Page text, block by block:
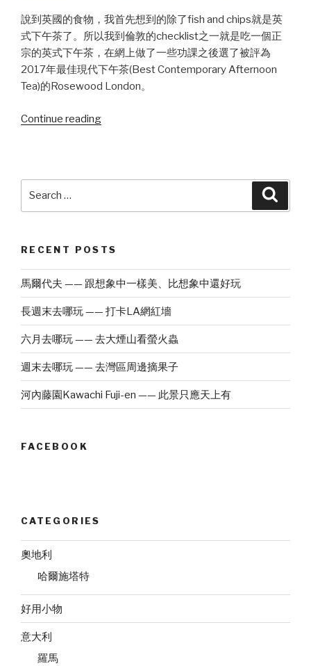
餐
廳”
說到英國的食物，我首先想到的除了fish and chips就是英
式下午茶了。所以我到倫敦的checklist之一就是吃一個正
宗的英式下午茶，在網上做了一些功課之後選了被評為
2017年最佳現代下午茶(Best Contemporary Afternoon
Tea)的Rosewood London。
Continue reading
午
茶，
而
藝
術
品”
RECENT POSTS
馬爾代夫 —— 跟想象中一樣美、比想象中還好玩
長週末去哪玩 —— 打卡LA網紅墻
六月去哪玩 —— 去大煙山看螢火蟲
週末去哪玩 —— 去灣區周邊摘果子
河內藤園Kawachi Fuji-en —— 此景只應天上有
FACEBOOK
CATEGORIES
奧地利
哈爾施塔特
好用小物
意大利
羅馬